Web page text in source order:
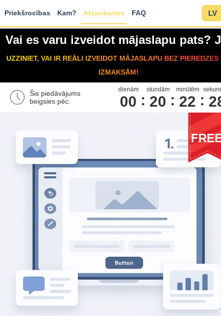
Priekšrocības Kam? Atsauksmes FAQ LV
Vai es varu izveidot mājaslapu pats?
UZZINIET, VAI IR REĀLI IZVEIDOT MĀJASLAPU BEZ PIEREDZES
IZMAKSĀM!
Šis piedāvājums
beigsies pēc:
dienām
00
stundām
20
minūtēm
22 2